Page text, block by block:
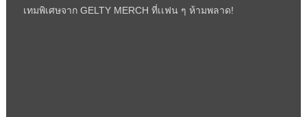
เทมพิเศษจาก GELTY MERCH ที่เเฟน ๆ ห้ามพลาด!